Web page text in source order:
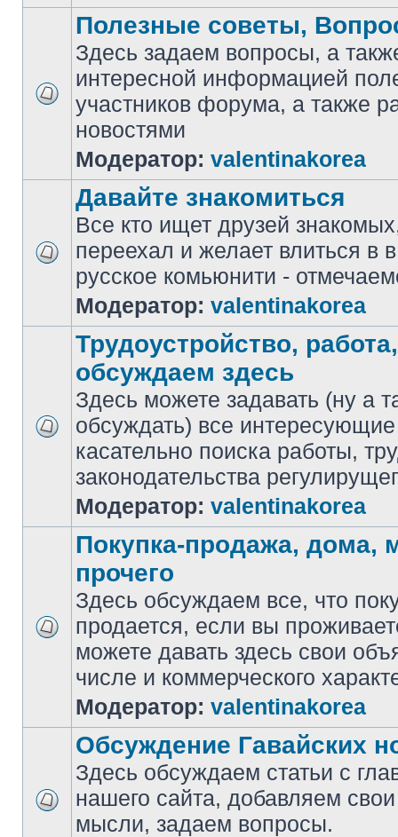
Полезные советы,
Здесь задаем вопросы, а
интересной информацией
участников форума, а также
новостями
Модератор: valentinakorea
Давайте знакомиться
Все кто ищет друзей
переехал и желает влиться в
русcкое комьюнити -
Модератор: valentinakorea
Трудоустройство,
обсуждаем здесь
Здесь можете задавать (ну а
обсуждать) все
касательно поиска работы,
законодательства
Модератор: valentinakorea
Покупка-продажа, дома,
прочего
Здесь обсуждаем все, что
продается, если вы
можете давать здесь свои
числе и коммерческого
Модератор: valentinakorea
Обсуждение Гавайских
Здесь обсуждаем статьи с
нашего сайта, добавляем
мысли, задаем вопросы.